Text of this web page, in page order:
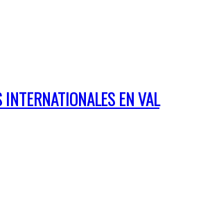
INTERNATIONALES EN VAL